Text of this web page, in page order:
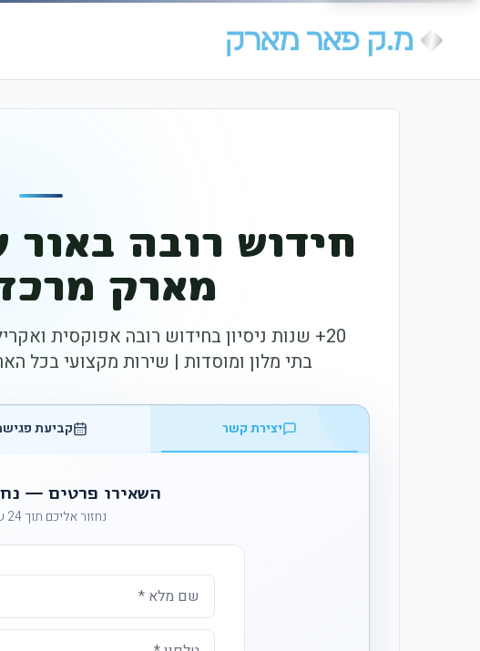
חידוש רובה
מארק
20+ שנות ניסיון בחידוש רובה אפוקסית
בתי מלון ומוסדות | שירות מקצועי בכל
יצירת קשר קביעת
השאירו פרטים —
נחזור אליכם תוך 24 שעות